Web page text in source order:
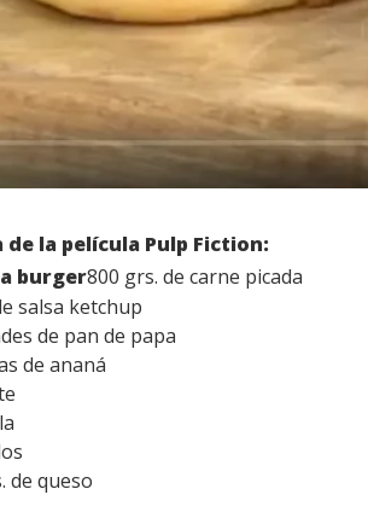
de la película Pulp Fiction:
burger800 grs. de carne picada
salsa ketchup
de pan de papa
de ananá
de queso